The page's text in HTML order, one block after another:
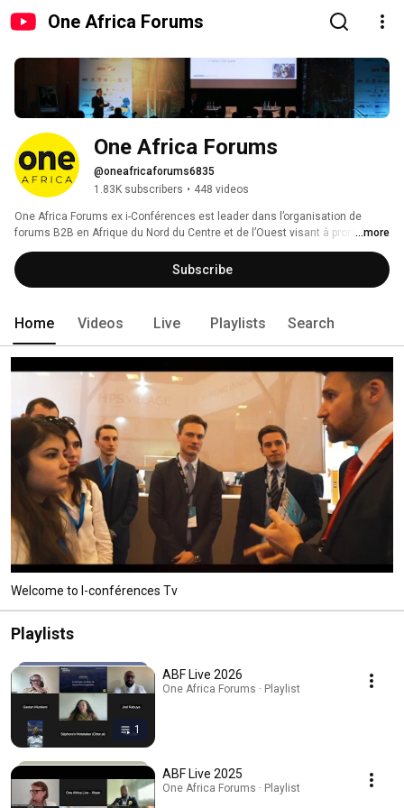
One Africa Forums
One Africa Forums
@oneafricaforums6835
1.83K subscribers • 448 videos
One Africa Forums ex i-Conférences est leader dans l’organisation de
forums B2B en Afrique du Nord du Centre et de l’Ouest visant à promouvoir
le partenariat sud-sud et favoriser l’investissement et le développement de
secteurs stratégiques.
...more
Subscribe
Home Videos Live Playlists Search
Welcome to I-conférences Tv
Playlists
1
ABF Live 2026
One Africa Forums · Playlist
ABF Live 2025
One Africa Forums · Playlist